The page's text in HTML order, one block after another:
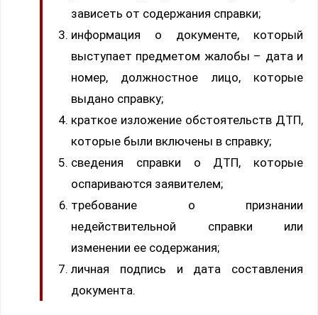
зависеть от содержания справки;
информация о документе, который
выступает предметом жалобы – дата и
номер, должностное лицо, которые
выдано справку;
краткое изложение обстоятельств ДТП,
которые были включены в справку;
сведения справки о ДТП, которые
оспариваются заявителем;
требование о признании
недействительной справки или
изменении ее содержания;
личная подпись и дата составления
документа.